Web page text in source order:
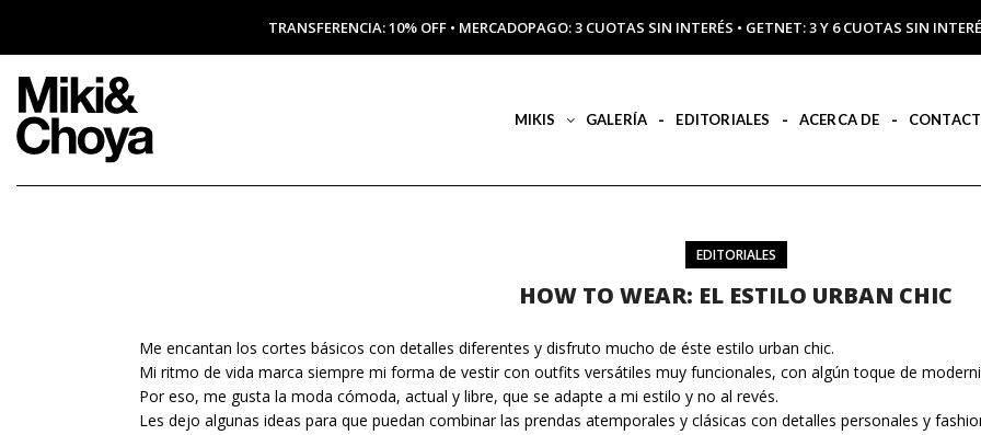
MIKIS GALERÍA EDITORIALES ACERCA DE
EDITORIALES
HOW TO WEAR: EL ESTILO URBAN CHIC
Me encantan los cortes básicos con detalles diferentes y disfruto mucho de éste estilo urban chic.
Mi ritmo de vida marca siempre mi forma de vestir con outfits versátiles muy funcionales, con algún toque de
Por eso, me gusta la moda cómoda, actual y libre, que se adapte a mi estilo y no al revés.
Les dejo algunas ideas para que puedan combinar las prendas atemporales y clásicas con detalles personales y
TRANSFERENCIA: 10% OFF • MERCADOPAGO: 3 CUOTAS SIN INTERÉS • GETNET: 3 Y 6 CUOTAS SIN